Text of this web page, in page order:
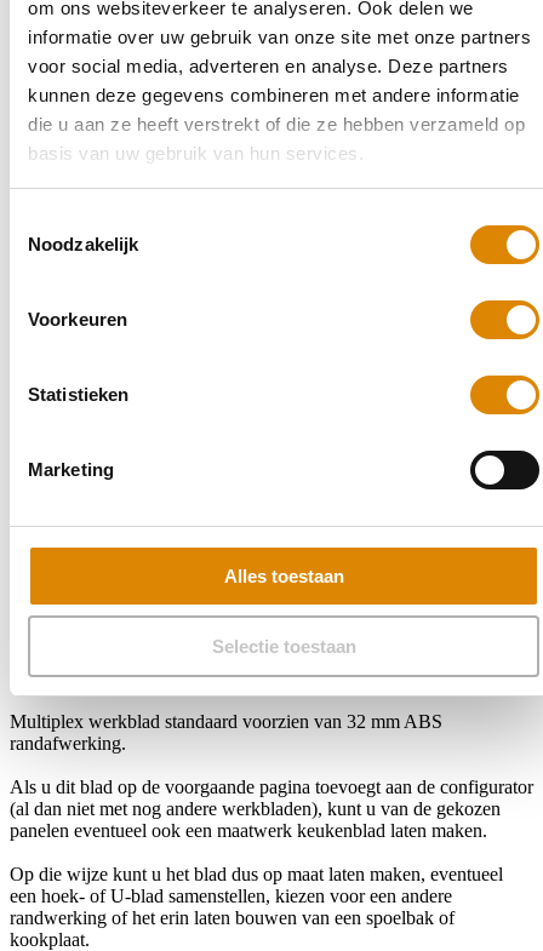
om ons websiteverkeer te analyseren. Ook delen we
informatie over uw gebruik van onze site met onze partners
voor social media, adverteren en analyse. Deze partners
kunnen deze gegevens combineren met andere informatie
die u aan ze heeft verstrekt of die ze hebben verzameld op
basis van uw gebruik van hun services.
Noodzakelijk
Voorkeuren
Statistieken
Marketing
Alles toestaan
Selectie toestaan
Terug naar productaanbod
Outlet
F641ST16 RE
Multiplex werkblad standaard voorzien van 32 mm ABS
randafwerking.
Als u dit blad op de voorgaande pagina toevoegt aan de configurator
(al dan niet met nog andere werkbladen), kunt u van de gekozen
panelen eventueel ook een maatwerk keukenblad laten maken.
Op die wijze kunt u het blad dus op maat laten maken, eventueel
een hoek- of U-blad samenstellen, kiezen voor een andere
randwerking of het erin laten bouwen van een spoelbak of
kookplaat.